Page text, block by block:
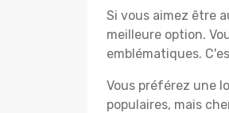
Si vous aimez être
meilleure option.
emblématiques.
Vous préférez une
populaires, mais